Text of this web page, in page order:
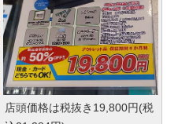
店頭価格は税抜き19,800円(税